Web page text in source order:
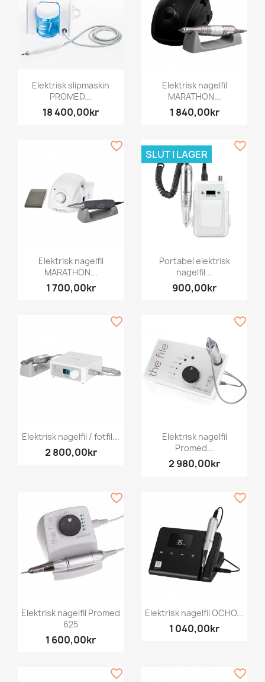
Elektrisk slipmaskin
PROMED...
18 400,00kr
Elektrisk nagelfil
MARATHON...
1 840,00kr
Elektrisk nagelfil
MARATHON...
1 700,00kr
favorite_border
Portabel elektrisk
nagelfil...
900,00kr
SLUT I LAGER
favorite_border
Elektrisk nagelfil / fotfil...
2 800,00kr
favorite_border
Elektrisk nagelfil
Promed...
2 980,00kr
favorite_border
Elektrisk nagelfil Promed
625
1 600,00kr
favorite_border
Elektrisk nagelfil OCHO...
1 040,00kr
favorite_border
favorite_border favorite_border